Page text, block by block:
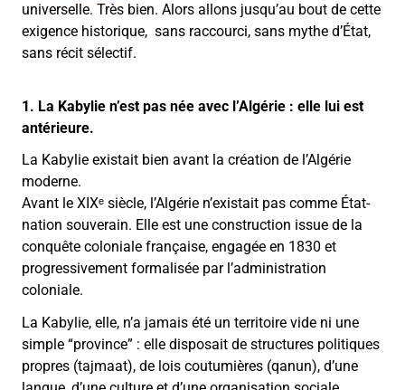
universelle. Très bien. Alors allons jusqu’au bout de cette
exigence historique, sans raccourci, sans mythe d’État,
sans récit sélectif.
1. La Kabylie n’est pas née avec l’Algérie : elle lui est
antérieure.
La Kabylie existait bien avant la création de l’Algérie
moderne.
Avant le XIXᵉ siècle, l’Algérie n’existait pas comme État-
nation souverain. Elle est une construction issue de la
conquête coloniale française, engagée en 1830 et
progressivement formalisée par l’administration
coloniale.
La Kabylie, elle, n’a jamais été un territoire vide ni une
simple “province” : elle disposait de structures politiques
propres (tajmaat), de lois coutumières (qanun), d’une